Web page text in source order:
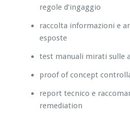
regole d’ingaggio
raccolta informazioni e
esposte
test manuali mirati sulle
proof of concept
report tecnico e
remediation